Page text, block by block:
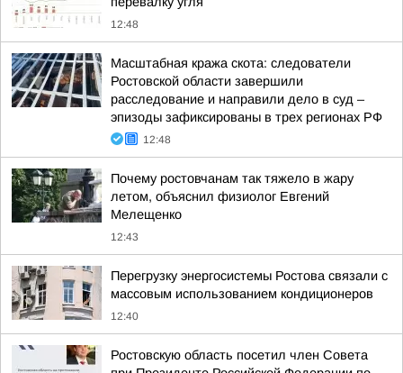
12:48
Масштабная кража скота: следователи
Ростовской области завершили
расследование и направили дело в суд –
эпизоды зафиксированы в трех регионах РФ
12:48
Почему ростовчанам так тяжело в жару
летом, объяснил физиолог Евгений
Мелещенко
12:43
Перегрузку энергосистемы Ростова связали с
массовым использованием кондиционеров
12:40
Ростовскую область посетил член Совета